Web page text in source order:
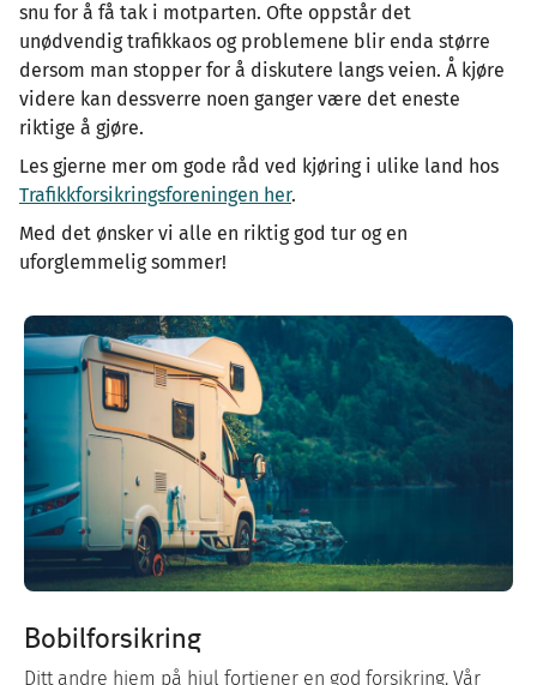
snu for å få tak i motparten. Ofte oppstår det
unødvendig trafikkaos og problemene blir enda større
dersom man stopper for å diskutere langs veien. Å kjøre
videre kan dessverre noen ganger være det eneste
riktige å gjøre.
Les gjerne mer om gode råd ved kjøring i ulike land hos
Trafikkforsikringsforeningen her.
Med det ønsker vi alle en riktig god tur og en
uforglemmelig sommer!
Bobilforsikring
Ditt andre hjem på hjul fortjener en god forsikring. Vår